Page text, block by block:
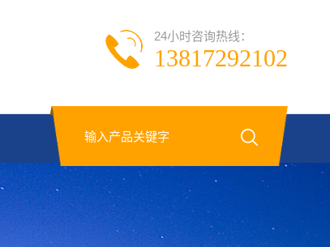
24小时咨询热线：
13817292102